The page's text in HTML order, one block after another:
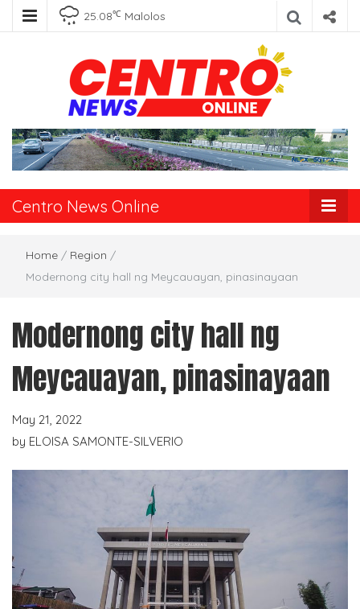
25.08℃ Malolos
Centro News
Online
Centro News Online
Home / Region /
Modernong city hall ng Meycauayan, pinasinayaan
Modernong city hall ng
Meycauayan, pinasinayaan
May 21, 2022
by ELOISA SAMONTE-SILVERIO